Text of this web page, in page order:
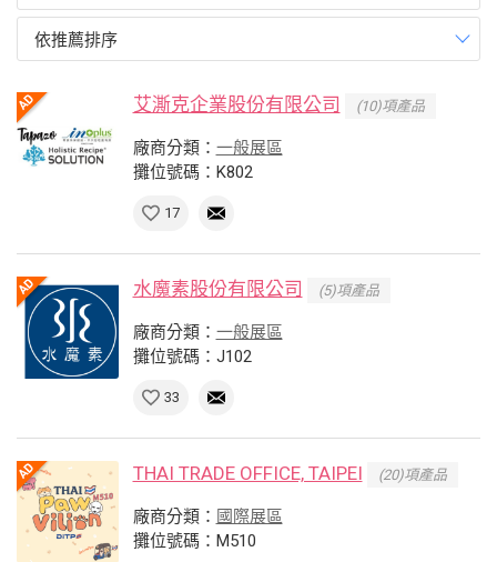
依推薦排序
艾澌克企業股份有限公司 (10)項產品
廠商分類： 一般展區
攤位號碼：K802
17
水魔素股份有限公司 (5)項產品
廠商分類： 一般展區
攤位號碼：J102
33
THAI TRADE OFFICE, TAIPEI (20)項產品
廠商分類： 國際展區
攤位號碼：M510